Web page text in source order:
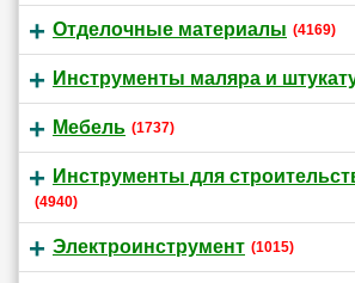
Отделочные материалы (4169)
Инструменты маляра и
Мебель (1737)
Инструменты для
(4940)
Электроинструмент (1015)